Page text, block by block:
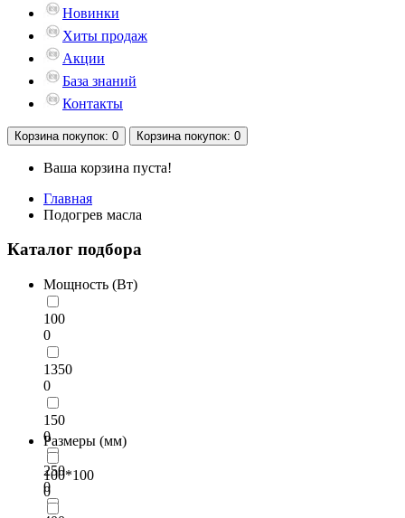
Новинки
Хиты продаж
Акции
База знаний
Контакты
Корзина покупок: 0 Корзина покупок: 0
Ваша корзина пуста!
Главная
Подогрев масла
Каталог подбора
Мощность (Вт)
100
0
1350
0
150
0
250
0
Размеры (мм)
100*100
0